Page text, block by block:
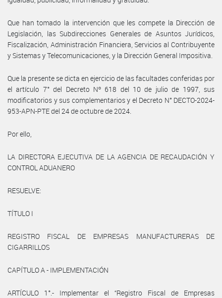
Que han tomado la intervención que les compete la Dirección de
Legislación, las Subdirecciones Generales de Asuntos Jurídicos,
Fiscalización, Administración Financiera, Servicios al Contribuyente
y Sistemas y Telecomunicaciones, y la Dirección General Impositiva.
Que la presente se dicta en ejercicio de las facultades conferidas por
el artículo 7° del Decreto Nº 618 del 10 de julio de 1997, sus
modificatorios y sus complementarios y el Decreto N° DECTO-2024-
953-APN-PTE del 24 de octubre de 2024.
Por ello,
LA DIRECTORA EJECUTIVA DE LA AGENCIA DE RECAUDACIÓN Y
CONTROL ADUANERO
RESUELVE:
TÍTULO I
REGISTRO FISCAL DE EMPRESAS MANUFACTURERAS DE
CIGARRILLOS
CAPÍTULO A - IMPLEMENTACIÓN
ARTÍCULO 1°.- Implementar el “Registro Fiscal de Empresas